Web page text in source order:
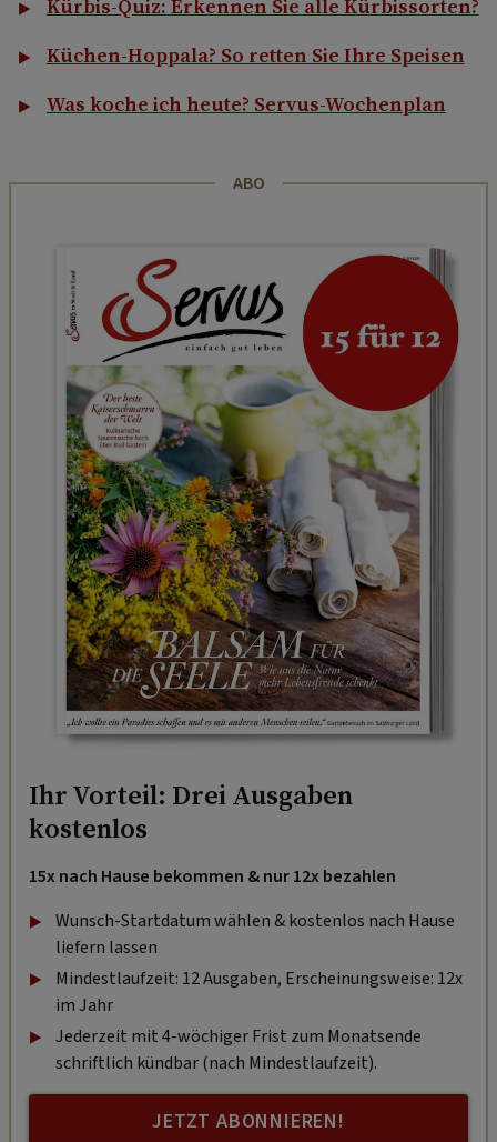
Kürbis-Quiz: Erkennen Sie alle Kürbissorten?
Küchen-Hoppala? So retten Sie Ihre Speisen
Was koche ich heute? Servus-Wochenplan
ABO
Ihr Vorteil: Drei Ausgaben
kostenlos
15x nach Hause bekommen & nur 12x bezahlen
Wunsch-Startdatum wählen & kostenlos nach Hause
liefern lassen
Mindestlaufzeit: 12 Ausgaben, Erscheinungsweise: 12x
im Jahr
Jederzeit mit 4-wöchiger Frist zum Monatsende
schriftlich kündbar (nach Mindestlaufzeit).
JETZT ABONNIEREN!